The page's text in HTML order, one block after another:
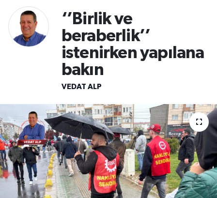
‘’Birlik ve
beraberlik’’
istenirken yapılana
bakın
VEDAT ALP
Siyaset
Spor
Sağlık
Yaşam
Resmi ilanlar
Eskişehir Trafik Yoğunluk Haritası
TFF 3.Lig 4.Grup Puan Durumu ve Fikstür
Tüm Manşetler
Son Dakika Haberleri
Haber Arşivi